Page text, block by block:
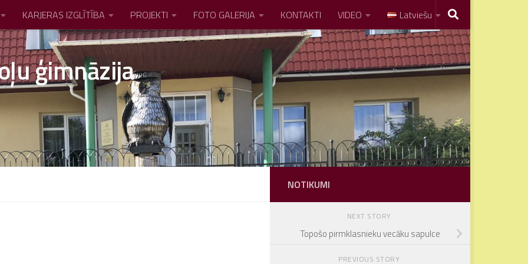
KARJERAS IZGLĪTĪBA PROJEKTI FOTO GALERIJA KONTAKTI VIDEO Latviešu
ģimnāzija
NOTIKUMI
NEXT STORY
Topošo pirmklasnieku vecāku sapulce
PREVIOUS STORY